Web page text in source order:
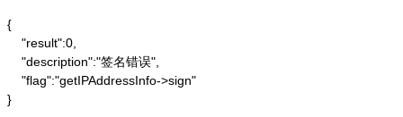
{
    "result":0,
    "description":"签名错误",
    "flag":"getIPAddressInfo->sign"
}